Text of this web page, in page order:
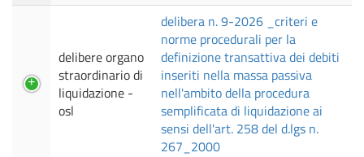
delibere organo
straordinario di
liquidazione -
osl
delibera n. 9-2026 _criteri e
norme procedurali per la
definizione transattiva dei debiti
inseriti nella massa passiva
nell'ambito della procedura
semplificata di liquidazione ai
sensi dell'art. 258 del d.lgs n.
267_2000